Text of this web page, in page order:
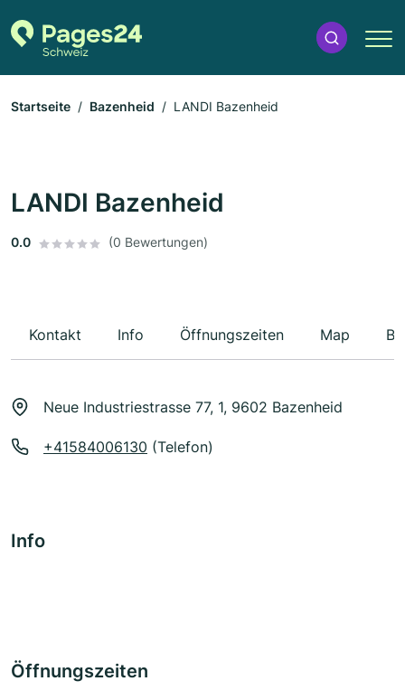
Startseite Bazenheid LANDI Bazenheid
LANDI Bazenheid
0.0 (0 Bewertungen)
Kontakt Info Öffnungszeiten Map
Neue Industriestrasse 77, 1, 9602 Bazenheid
+41584006130 (Telefon)
Info
Öffnungszeiten